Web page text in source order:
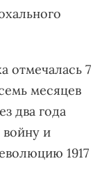
отмечалась 7
месяцев
два года
и
1917